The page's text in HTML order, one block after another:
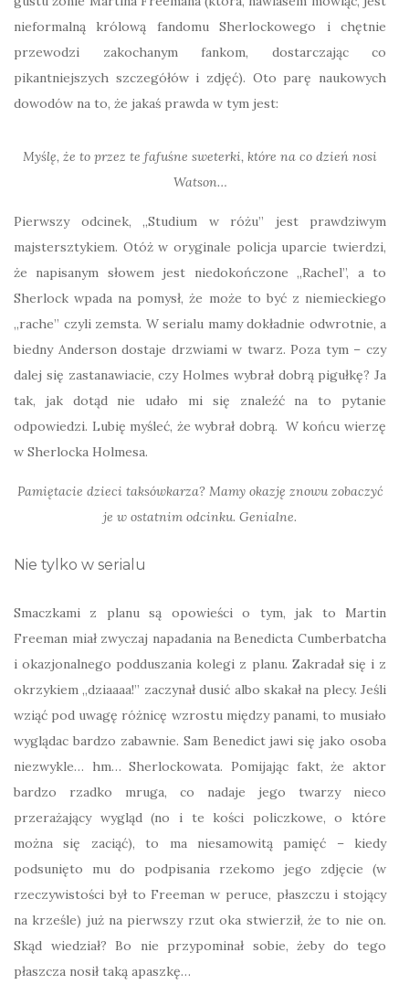
nieformalną królową fandomu Sherlockowego i chętnie
przewodzi zakochanym fankom, dostarczając co
pikantniejszych szczegółów i zdjęć). Oto parę naukowych
dowodów na to, że jakaś prawda w tym jest:
Myślę, że to przez te fafuśne sweterki, które na co dzień nosi
Watson…
Pierwszy odcinek, „Studium w różu” jest prawdziwym
majstersztykiem. Otóż w oryginale policja uparcie twierdzi,
że napisanym słowem jest niedokończone „Rachel”, a to
Sherlock wpada na pomysł, że może to być z niemieckiego
„rache” czyli zemsta. W serialu mamy dokładnie odwrotnie, a
biedny Anderson dostaje drzwiami w twarz. Poza tym – czy
dalej się zastanawiacie, czy Holmes wybrał dobrą pigułkę? Ja
tak, jak dotąd nie udało mi się znaleźć na to pytanie
odpowiedzi. Lubię myśleć, że wybrał dobrą. W końcu wierzę
w Sherlocka Holmesa.
Pamiętacie dzieci taksówkarza? Mamy okazję znowu zobaczyć
je w ostatnim odcinku. Genialne.
Nie tylko w serialu
Smaczkami z planu są opowieści o tym, jak to Martin
Freeman miał zwyczaj napadania na Benedicta Cumberbatcha
i okazjonalnego podduszania kolegi z planu. Zakradał się i z
okrzykiem „dziaaaa!” zaczynał dusić albo skakał na plecy. Jeśli
wziąć pod uwagę różnicę wzrostu między panami, to musiało
wyglądac bardzo zabawnie. Sam Benedict jawi się jako osoba
niezwykle… hm… Sherlockowata. Pomijając fakt, że aktor
bardzo rzadko mruga, co nadaje jego twarzy nieco
przerażający wygląd (no i te kości policzkowe, o które
można się zaciąć), to ma niesamowitą pamięć – kiedy
podsunięto mu do podpisania rzekomo jego zdjęcie (w
rzeczywistości był to Freeman w peruce, płaszczu i stojący
na krześle) już na pierwszy rzut oka stwierził, że to nie on.
Skąd wiedział? Bo nie przypominał sobie, żeby do tego
płaszcza nosił taką apaszkę…